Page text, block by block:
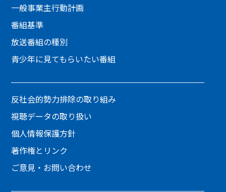
一般事業主行動計画
番組基準
放送番組の種別
青少年に見てもらいたい番組
反社会的勢力排除の取り組み
視聴データの取り扱い
個人情報保護方針
著作権とリンク
ご意見・お問い合わせ